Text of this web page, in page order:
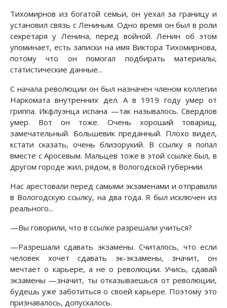
Тихомирнов из богатой семьи, он уехал за границу и
установил связь с Лениным. Одно время он был в роли
секретаря у Ленина, перед войной. Ленин об этом
упоминает, есть записки на имя Виктора Тихомирнова,
потому что он помогал подбирать материалы,
статистические данные...
С начала революции он был назначен членом коллегии
Наркомата внутренних дел. А в 1919 году умер от
гриппа. Икфлуэнца испана —так называлось. Свердлов
умер. Вот он тоже. Очень хороший товарищ,
замечательный. Большевик преданный. Плохо видел,
кстати сказать, очень близорукий. В ссылку я попал
вместе с Аросевым. Мальцев тоже в этой ссылке был, в
другом городе жил, рядом, в Вологодской губернии.
Нас арестовали перед самыми экзаменами и отправили
в Вологодскую ссылку, на два года. Я был исключен из
реального...
—Вы говорили, что в ссылке разрешали учиться?
—Разрешали сдавать экзамены. Считалось, что если
человек хочет сдавать эк-экзамены, значит, он
мечтает о карьере, а не о революции. Учись, сдавай
экзамены —значит, ты отказываешься от революции,
будешь уже заботиться о своей карьере. Поэтому это
признавалось, допускалось.